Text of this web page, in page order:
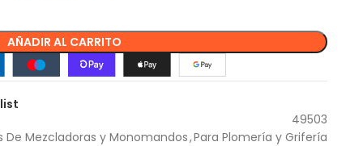
AÑADIR AL CARRITO
49503
De Mezcladoras y Monomandos,Para Plomería y Grifería